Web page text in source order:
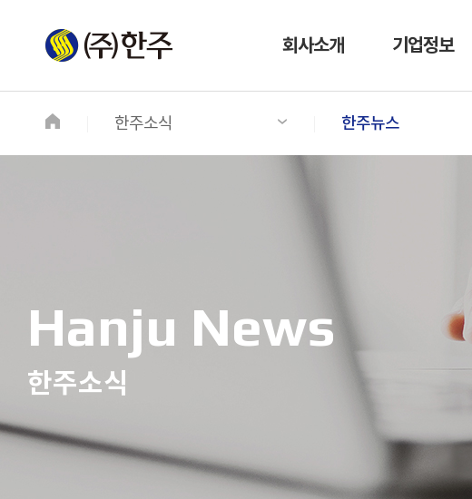
회사소개 기업정보
한주소식 한주뉴스
Hanju News
한주소식